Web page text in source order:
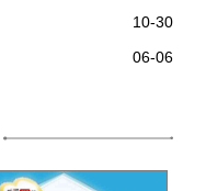
10-30
06-06